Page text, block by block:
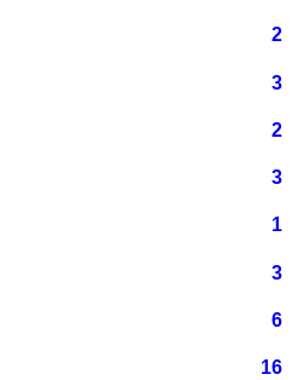
2
3
2
3
1
3
6
16